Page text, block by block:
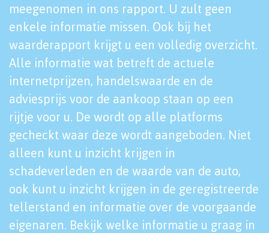
meegenomen in ons rapport. U zult geen
enkele informatie missen. Ook bij het
waarderapport krijgt u een volledig overzicht.
Alle informatie wat betreft de actuele
internetprijzen, handelswaarde en de
adviesprijs voor de aankoop staan op een
rijtje voor u. De wordt op alle platforms
gecheckt waar deze wordt aangeboden. Niet
alleen kunt u inzicht krijgen in
schadeverleden en de waarde van de auto,
ook kunt u inzicht krijgen in de geregistreerde
tellerstand en informatie over de voorgaande
eigenaren. Bekijk welke informatie u graag in